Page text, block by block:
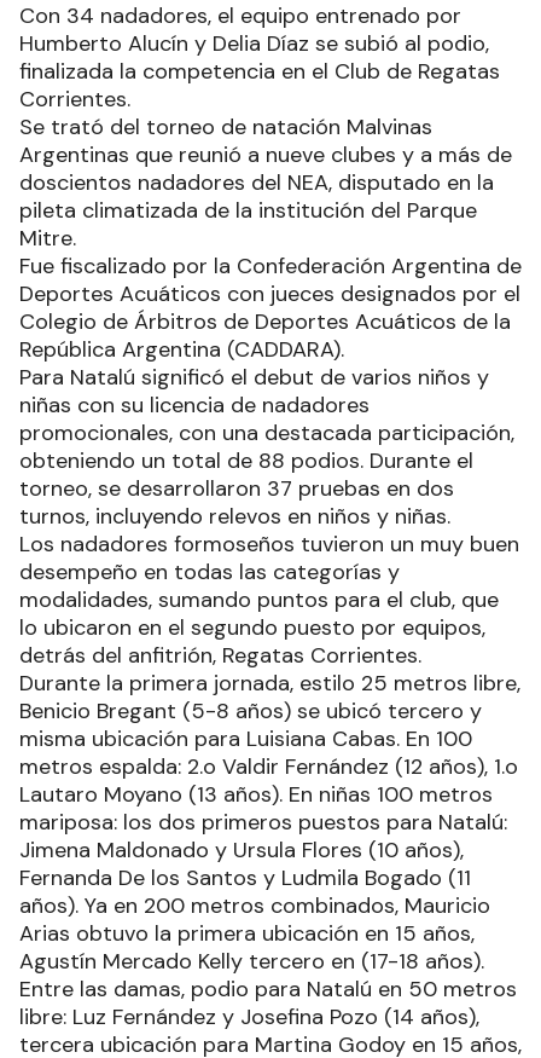
Con 34 nadadores, el equipo entrenado por
Humberto Alucín y Delia Díaz se subió al podio,
finalizada la competencia en el Club de Regatas
Corrientes.
Se trató del torneo de natación Malvinas
Argentinas que reunió a nueve clubes y a más de
doscientos nadadores del NEA, disputado en la
pileta climatizada de la institución del Parque
Mitre.
Fue fiscalizado por la Confederación Argentina de
Deportes Acuáticos con jueces designados por el
Colegio de Árbitros de Deportes Acuáticos de la
República Argentina (CADDARA).
Para Natalú significó el debut de varios niños y
niñas con su licencia de nadadores
promocionales, con una destacada participación,
obteniendo un total de 88 podios. Durante el
torneo, se desarrollaron 37 pruebas en dos
turnos, incluyendo relevos en niños y niñas.
Los nadadores formoseños tuvieron un muy buen
desempeño en todas las categorías y
modalidades, sumando puntos para el club, que
lo ubicaron en el segundo puesto por equipos,
detrás del anfitrión, Regatas Corrientes.
Durante la primera jornada, estilo 25 metros libre,
Benicio Bregant (5-8 años) se ubicó tercero y
misma ubicación para Luisiana Cabas. En 100
metros espalda: 2.o Valdir Fernández (12 años), 1.o
Lautaro Moyano (13 años). En niñas 100 metros
mariposa: los dos primeros puestos para Natalú:
Jimena Maldonado y Ursula Flores (10 años),
Fernanda De los Santos y Ludmila Bogado (11
años). Ya en 200 metros combinados, Mauricio
Arias obtuvo la primera ubicación en 15 años,
Agustín Mercado Kelly tercero en (17-18 años).
Entre las damas, podio para Natalú en 50 metros
libre: Luz Fernández y Josefina Pozo (14 años),
tercera ubicación para Martina Godoy en 15 años,